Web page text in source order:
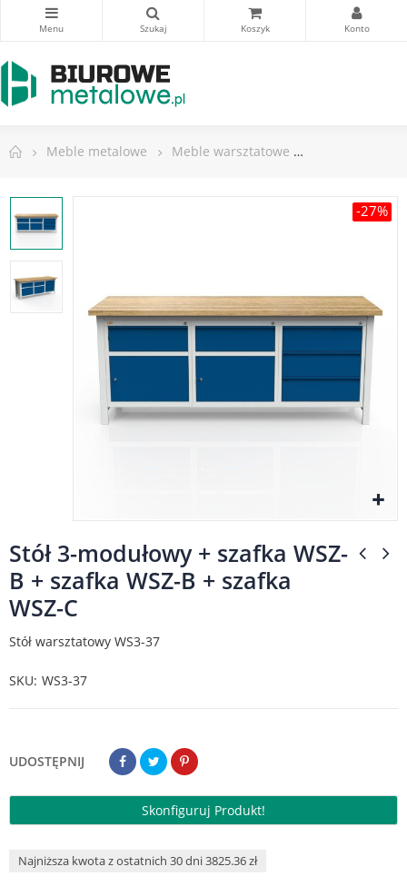
Meble metalowe Meble warsztatowe
-27%
Stół 3-modułowy + szafka WSZ-
B + szafka WSZ-B + szafka
WSZ-C
Stół warsztatowy WS3-37
SKU WS3-37
UDOSTĘPNIJ
Skonfiguruj Produkt!
Najniższa kwota z ostatnich 30 dni 3825.36 zł